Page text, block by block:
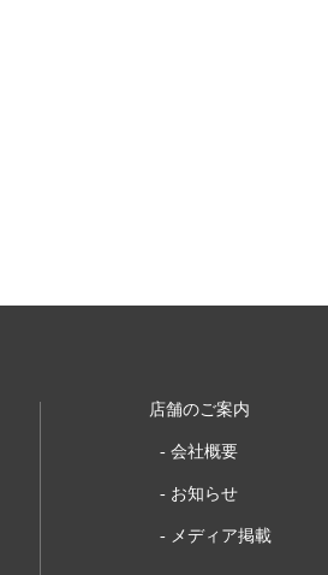
店舗のご案内
会社概要
お知らせ
メディア掲載